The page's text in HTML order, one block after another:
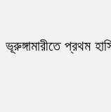
ভূরুঙ্গামারীতে প্রথম